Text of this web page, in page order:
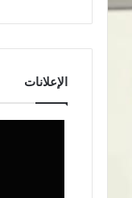
الإعلانات